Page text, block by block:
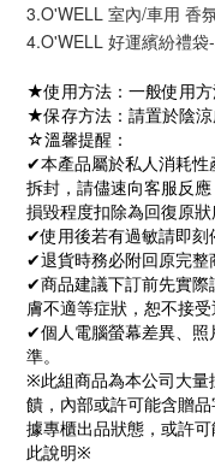
3.O'WELL 室內/車用 香
4.O'WELL 好運繽紛禮袋
★使用方法：一般使用方
★保存方法：請置於陰涼
☆溫馨提醒：
✔本產品屬於私人消耗性
拆封，請儘速向客服反
損毀程度扣除為回復原狀
✔使用後若有過敏請即刻
✔退貨時務必附回原完整
✔商品建議下訂前先實際
膚不適等症狀，恕不接受
✔個人電腦螢幕差異、照
準。
※此組商品為本公司大量
饋，內部或許可能含贈
據專櫃出品狀態，或許
此說明※